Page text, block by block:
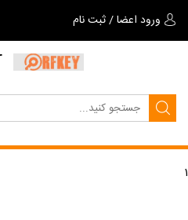
ورود اعضا/ثبت نام
1